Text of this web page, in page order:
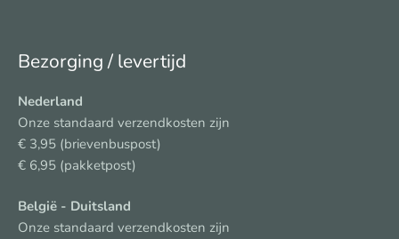
Bezorging / levertijd
Nederland
Onze standaard verzendkosten zijn
€ 3,95 (brievenbuspost)
€ 6,95 (pakketpost)
België - Duitsland
Onze standaard verzendkosten zijn